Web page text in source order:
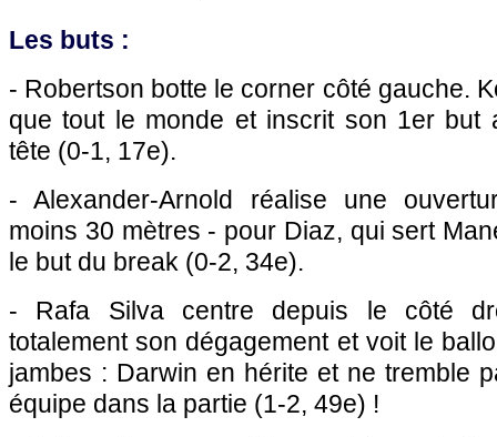
Les buts :
- Robertson botte le corner côté gauche.
que tout le monde et inscrit son 1er but
tête (0-1, 17e).
- Alexander-Arnold réalise une
moins 30 mètres - pour Diaz, qui sert
le but du break (0-2, 34e).
- Rafa Silva centre depuis le côté
totalement son dégagement et voit le
jambes : Darwin en hérite et ne tremble
équipe dans la partie (1-2, 49e) !